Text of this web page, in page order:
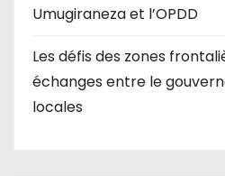
Umugiraneza et l’OPDD
Les défis des zones
échanges entre le
locales